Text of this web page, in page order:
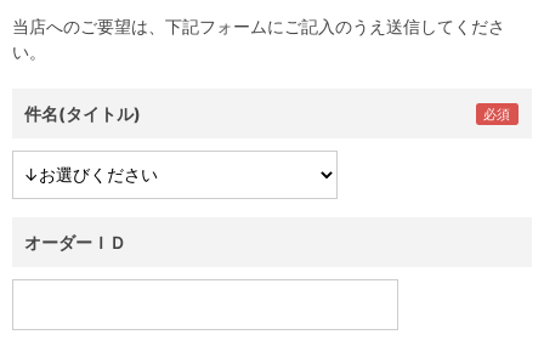
当店へのご要望は、下記フォームにご記入のうえ送信してくださ
い。
件名(タイトル)
オーダーＩＤ